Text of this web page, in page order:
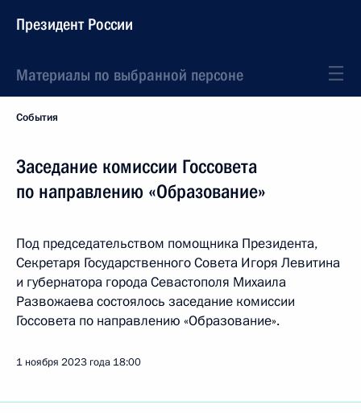
Президент России
Материалы по выбранной персоне
События
Заседание комиссии Госсовета
по направлению «Образование»
Под председательством помощника Президента,
Секретаря Государственного Совета Игоря Левитина
и губернатора города Севастополя Михаила
Развожаева состоялось заседание комиссии
Госсовета по направлению «Образование».
1 ноября 2023 года 18:00